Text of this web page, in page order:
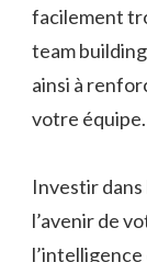
facilement
team
ainsi à
votre équipe.
Investir dans
l’avenir de